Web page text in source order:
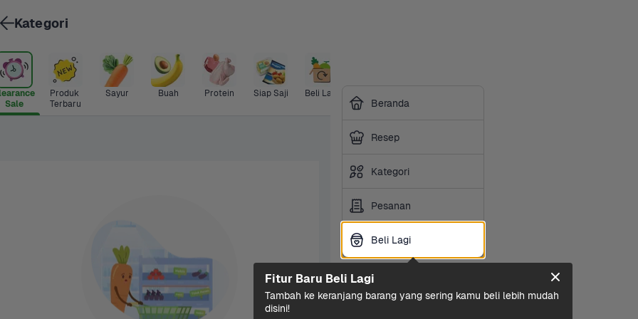
Sale
Produk
Terbaru
Sayur Buah Protein Siap Saji Beli Lagi
Beranda
Resep
Kategori
Pesanan
Beli Lagi
Kategori
Beli Lagi
Fitur Baru Beli Lagi
Tambah ke keranjang barang yang sering kamu beli lebih mudah
disini!